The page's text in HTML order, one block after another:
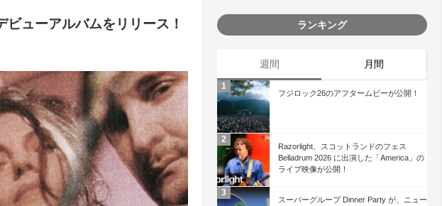
ューアルバムをリリース！ ランキング
週間 月間
フジロック26のアフタームビーが公開！
Razorlight、スコットランドのフェス
Belladrum 2026 に出演した「America」の
ライブ映像が公開！
スーパーグループ Dinner Party が、ニュー